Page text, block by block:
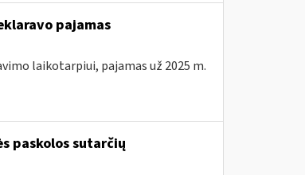
pajamas
laikotarpiui, pajamas už 2025 m.
paskolos sutarčių